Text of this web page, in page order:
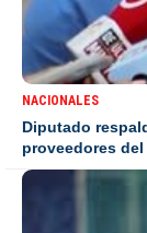
NACIONALES
Diputado
proveedores